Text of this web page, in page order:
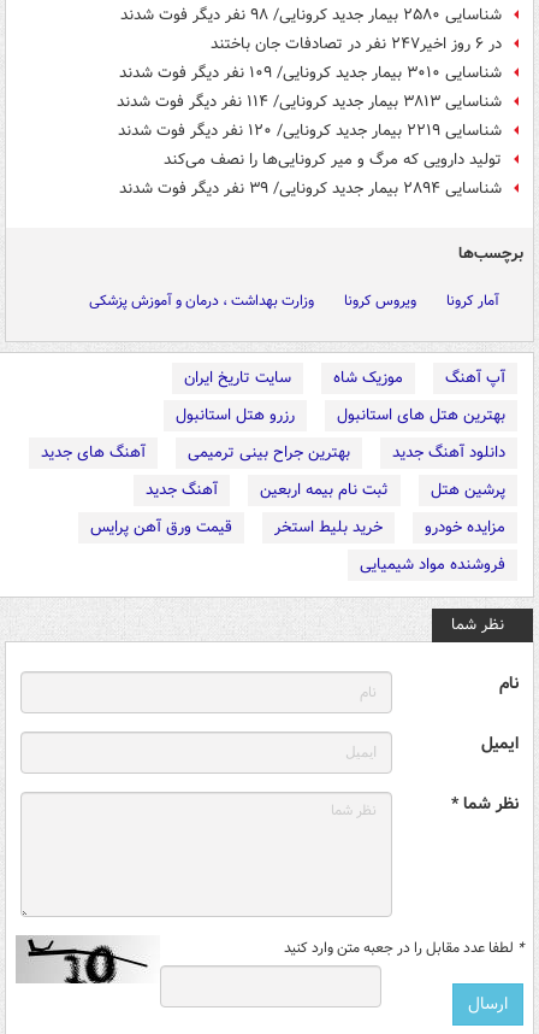
شناسایی ۲۵۸۰ بیمار جدید کرونایی/ ۹۸ نفر دیگر فوت شدند
در ۶ روز اخیر۲۴۷ نفر در تصادفات جان باختند
شناسایی ۳۰۱۰ بیمار جدید کرونایی/ ۱۰۹ نفر دیگر فوت شدند
شناسایی ۳۸۱۳ بیمار جدید کرونایی/ ۱۱۴ نفر دیگر فوت شدند
شناسایی ۲۲۱۹ بیمار جدید کرونایی/ ۱۲۰ نفر دیگر فوت شدند
تولید دارویی که مرگ و میر کرونایی‌ها را نصف می‌کند
شناسایی ۲۸۹۴ بیمار جدید کرونایی/ ۳۹ نفر دیگر فوت شدند
برچسب‌ها
آمار کرونا ویروس کرونا وزارت بهداشت ، درمان و آموزش پزشکی
آپ آهنگ موزیک شاه
سایت تاریخ ایران
بهترین هتل های استانبول
رزرو هتل استانبول
دانلود آهنگ جدید
بهترین جراح بینی ترمیمی
آهنگ های جدید
پرشین هتل
ثبت نام بیمه اربعین
آهنگ جدید
مزایده خودرو
خرید بلیط استخر
قیمت ورق آهن پرایس
فروشنده مواد شیمیایی
نظر شما
نام
ایمیل
نظر شما *
* لطفا عدد مقابل را در جعبه متن وارد کنید